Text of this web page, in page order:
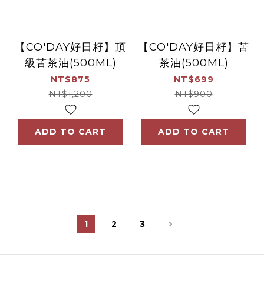
【CO'DAY好日籽】頂
級苦茶油(500ML)
NT$875
NT$1,200
ADD TO CART
【CO'DAY好日籽】苦
茶油(500ML)
NT$699
NT$900
ADD TO CART
1 2 3